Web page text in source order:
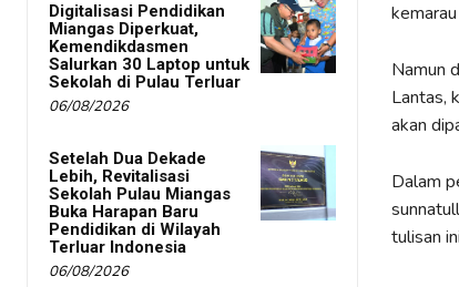
Digitalisasi Pendidikan
Miangas Diperkuat,
Kemendikdasmen
Salurkan 30 Laptop untuk
Sekolah di Pulau Terluar
06/08/2026
Setelah Dua Dekade
Lebih, Revitalisasi
Sekolah Pulau Miangas
Buka Harapan Baru
Pendidikan di Wilayah
Terluar Indonesia
06/08/2026
Namun
Lantas,
akan
Dalam
tulisan